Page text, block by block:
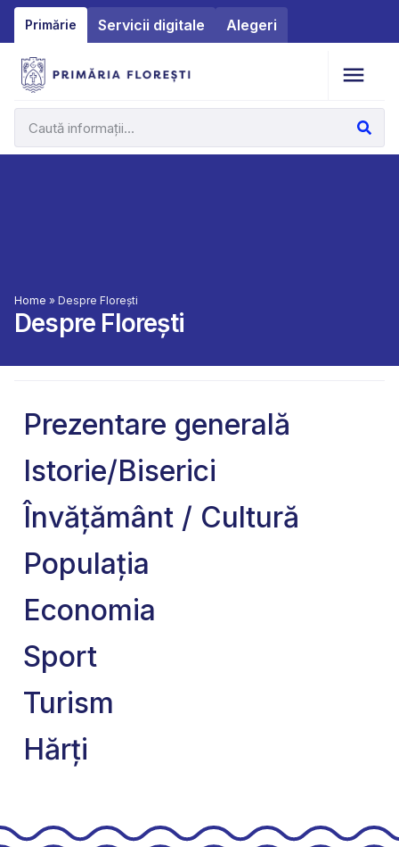
Primărie Servicii digitale Alegeri
Home » Despre Florești
Despre Florești
Prezentare generală
Istorie/Biserici
Învățământ / Cultură
Populația
Economia
Sport
Turism
Hărți